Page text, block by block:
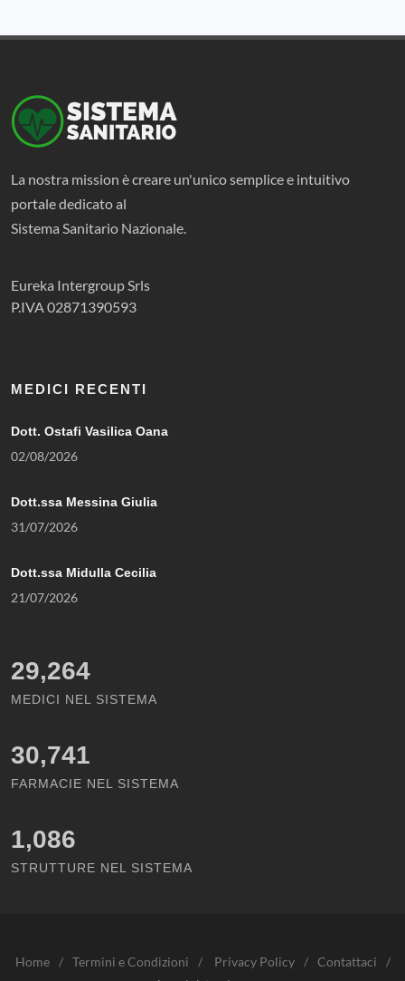
La nostra mission è creare un'unico semplice e intuitivo
portale dedicato al
Sistema Sanitario Nazionale.
Eureka Intergroup Srls
P.IVA 02871390593
MEDICI RECENTI
Dott. Ostafi Vasilica Oana
02/08/2026
Dott.ssa Messina Giulia
31/07/2026
Dott.ssa Midulla Cecilia
21/07/2026
29,264
MEDICI NEL SISTEMA
30,741
FARMACIE NEL SISTEMA
1,086
STRUTTURE NEL SISTEMA
Home / Termini e Condizioni / Privacy Policy / Contattaci
/